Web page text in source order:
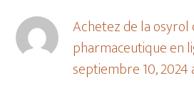
Achetez de la osyrol
pharmaceutique en
septiembre 10, 2024